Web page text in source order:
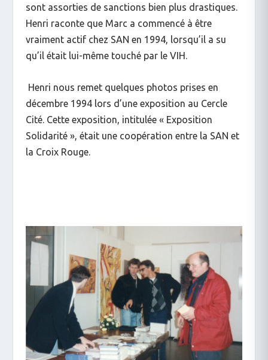
sont assorties de sanctions bien plus drastiques.
Henri raconte que Marc a commencé à être
vraiment actif chez SAN en 1994, lorsqu’il a su
qu’il était lui-même touché par le VIH.
Henri nous remet quelques photos prises en
décembre 1994 lors d’une exposition au Cercle
Cité. Cette exposition, intitulée « Exposition
Solidarité », était une coopération entre la SAN et
la Croix Rouge.